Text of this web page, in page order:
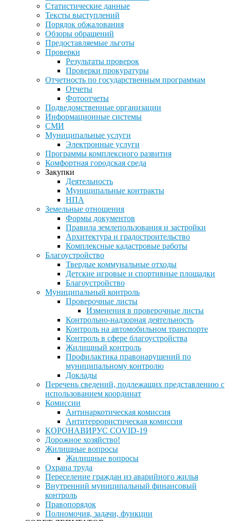
Статистические данные
Тексты выступлений
Порядок обжалования
Обзоры обращений
Предоставляемые льготы
Проверки
Результаты проверок
Проверки прокуратуры
Отчетность по государственным программам
Отчеты
Фотоотчеты
Подведомственные организации
Информационные системы
СМИ
Муниципальные услуги
Электронные услуги
Программы комплексного развития
Комфортная городская среда
Закупки
Деятельность
Муниципальные контракты
НПА
Земельные отношения
Формы документов
Правила землепользования и застройки
Архитектура и градостроительство
Комплексные кадастровые работы
Благоустройство
Твердые коммунальные отходы
Детские игровые и спортивные площадки
Благоустройство
Муниципальный контроль
Проверочные листы
Изменения в проверочные листы
Контрольно-надзорная деятельность
Контроль на автомобильном транспорте
Контроль в сфере благоустройства
Жилищный контроль
Профилактика правонарушений по
муниципальному контролю
Доклады
Перечень сведений, подлежащих представлению с
использованием координат
Комиссии
Антинаркотическая комиссия
Антитеррористическая комиссия
КОРОНАВИРУС COVID-19
Дорожное хозяйство!
Жилищные вопросы
Жилищные вопросы
Охрана труда
Переселение граждан из аварийного жилья
Внутренний муниципальный финансовый
контроль
Правопорядок
Полномочия, задачи, функции